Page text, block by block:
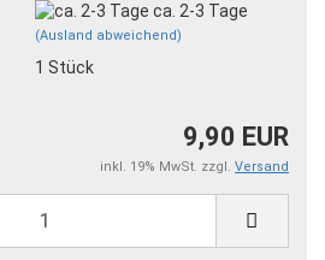
ca. 2-3 Tage
(Ausland abweichend)
1 Stück
9,90 EUR
inkl. 19% MwSt. zzgl. Versand